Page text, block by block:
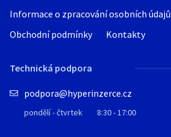
Informace o zpracování osobních údajů
Obchodní podmínky
Kontakty
Technická podpora
podpora@hyperinzerce.cz
pondělí - čtvrtek 8:30 - 17:00